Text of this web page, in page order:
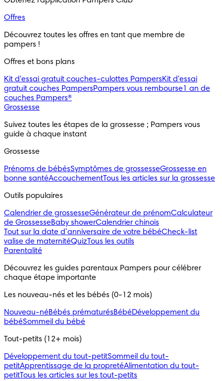
Offres
Découvrez toutes les offres en tant que membre de
pampers !
Offres et bons plans
Kit d'essai gratuit couches-culottes PampersKit d'essai
gratuit couches PampersPampers vous rembourse1 an de
couches Pampers®
Grossesse
Suivez toutes les étapes de la grossesse ; Pampers vous
guide à chaque instant
Grossesse
Prénoms de bébésSymptômes de grossesseGrossesse en
bonne santéAccouchementTous les articles sur la grossesse
Outils populaires
Calendrier de grossesseGénérateur de prénomCalculateur
de GrossesseBaby showerCalendrier chinois
Tout sur la date d’anniversaire de votre bébéCheck-list
valise de maternitéQuizTous les outils
Parentalité
Découvrez les guides parentaux Pampers pour célébrer
chaque étape importante
Les nouveau-nés et les bébés (0-12 mois)
Nouveau-néBébés prématurésBébéDéveloppement du
bébéSommeil du bébé
Tout-petits (12+ mois)
Développement du tout-petitSommeil du tout-
petitApprentissage de la propretéAlimentation du tout-
petitTous les articles sur les tout-petits